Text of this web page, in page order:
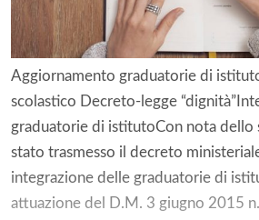
Aggiornamento graduatorie di
scolastico Decreto-legge
graduatorie di istitutoCon nota dello
stato trasmesso il decreto
integrazione delle graduatorie di
attuazione del D.M. 3 giugno 2015